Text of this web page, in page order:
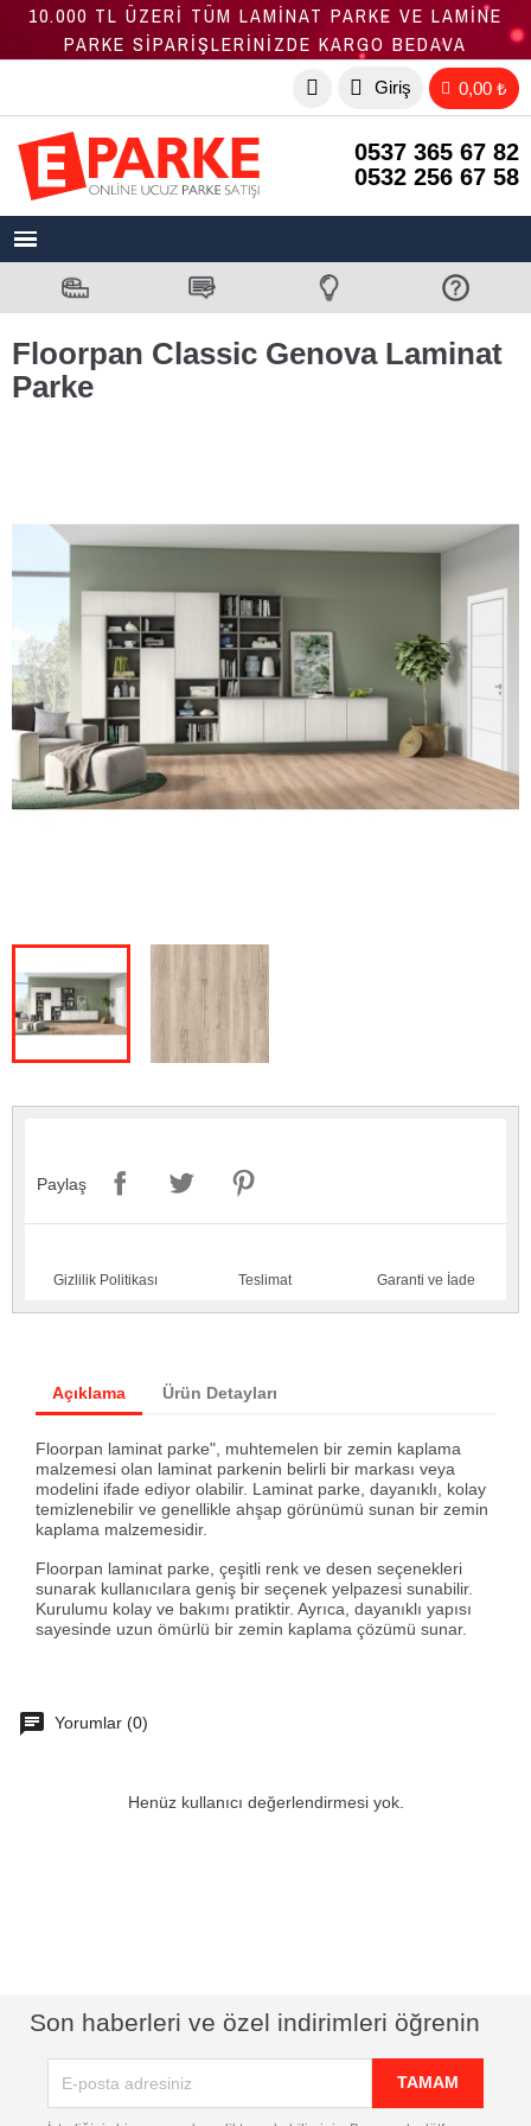
10.000 TL ÜZERİ TÜM LAMİNAT PARKE VE LAMİNE
PARKE SİPARİŞLERİNİZDE KARGO BEDAVA
Giriş 0,00 ₺
0537 365 67 82
0532 256 67 58
Floorpan Classic Genova Laminat
Parke
Paylaş
Gizlilik Politikası Teslimat Garanti ve İade
Açıklama Ürün Detayları
Floorpan laminat parke", muhtemelen bir zemin kaplama
malzemesi olan laminat parkenin belirli bir markası veya
modelini ifade ediyor olabilir. Laminat parke, dayanıklı, kolay
temizlenebilir ve genellikle ahşap görünümü sunan bir zemin
kaplama malzemesidir.
Floorpan laminat parke, çeşitli renk ve desen seçenekleri
sunarak kullanıcılara geniş bir seçenek yelpazesi sunabilir.
Kurulumu kolay ve bakımı pratiktir. Ayrıca, dayanıklı yapısı
sayesinde uzun ömürlü bir zemin kaplama çözümü sunar.
Yorumlar (0)
Henüz kullanıcı değerlendirmesi yok.
Son haberleri ve özel indirimleri öğrenin